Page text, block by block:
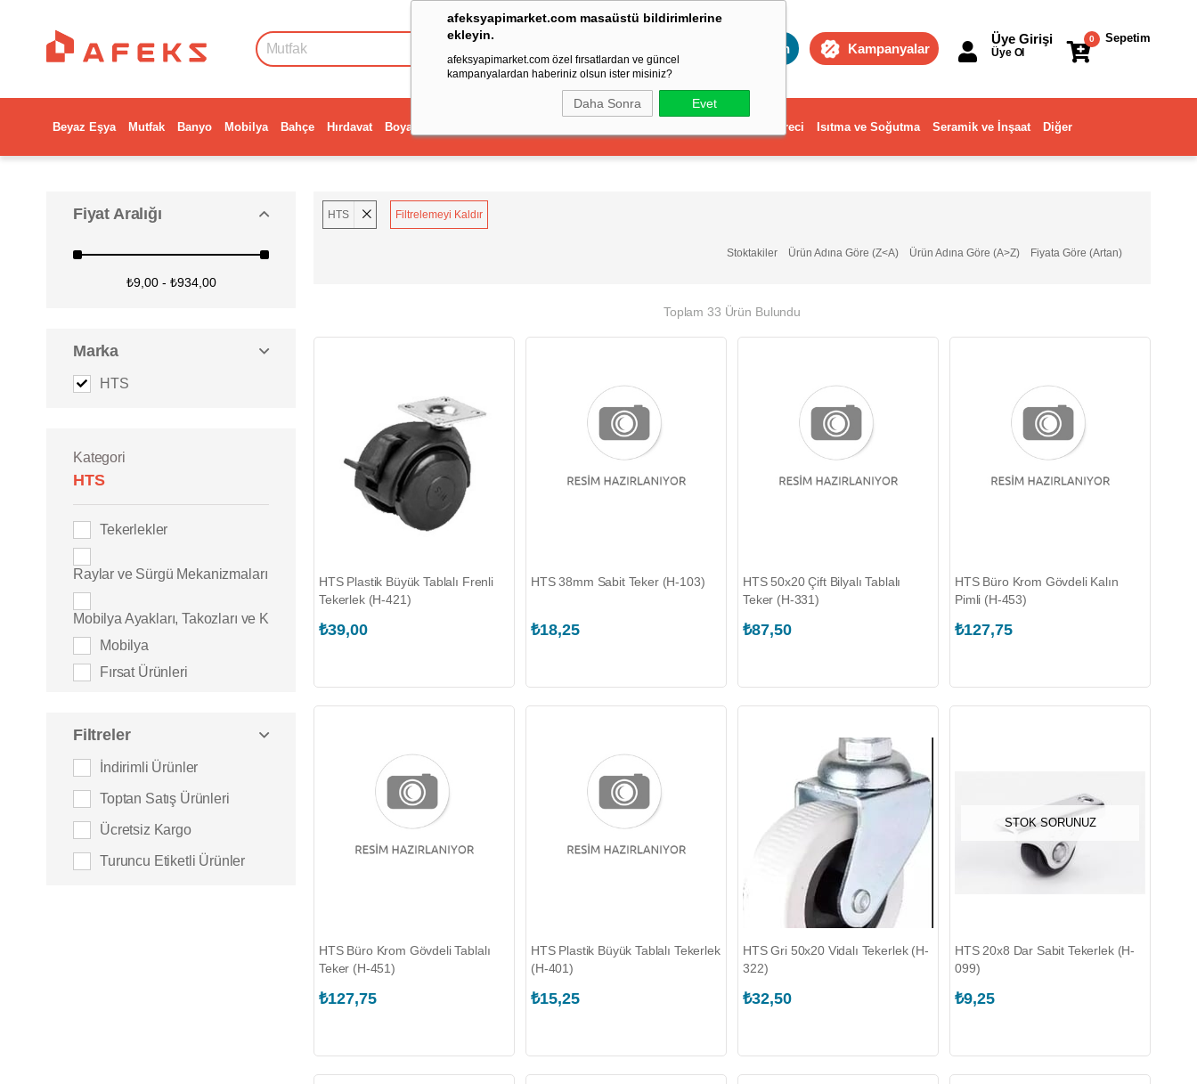
afeksyapimarket.com masaüstü bildirimlerine
ekleyin.
afeksyapimarket.com özel fırsatlardan ve güncel
kampanyalardan haberiniz olsun ister misiniz?
Daha Sonra Evet
Toptan Kampanyalar
Sepetim
0
Üye Girişi
Üye Ol
Beyaz Eşya Mutfak Banyo Mobilya Bahçe Hırdavat Boya Dekorasyon ve Ev Gereci Isıtma ve Soğutma Seramik ve İnşaat Diğer
Fiyat Aralığı
₺9,00 - ₺934,00
Marka
HTS
Kategori
HTS
Tekerlekler
Raylar ve Sürgü Mekanizmaları
Mobilya Ayakları, Takozları ve Keçeler
Mobilya
Fırsat Ürünleri
Filtreler
İndirimli Ürünler
Toptan Satış Ürünleri
Ücretsiz Kargo
Turuncu Etiketli Ürünler
HTS Filtrelemeyi Kaldır
Fiyata Göre (Artan)
Ürün Adına Göre (A>Z)
Ürün Adına Göre (Z<A)
Stoktakiler
Toplam 33 Ürün Bulundu
HTS Plastik Büyük Tablalı Frenli
Tekerlek (H-421)
₺39,00
HTS 38mm Sabit Teker (H-103)
₺18,25
HTS 50x20 Çift Bilyalı Tablalı
Teker (H-331)
₺87,50
HTS Büro Krom Gövdeli Kalın
Pimli (H-453)
₺127,75
HTS Büro Krom Gövdeli Tablalı
Teker (H-451)
₺127,75
HTS Plastik Büyük Tablalı Tekerlek
(H-401)
₺15,25
HTS Gri 50x20 Vidalı Tekerlek (H-
322)
₺32,50
STOK SORUNUZ
HTS 20x8 Dar Sabit Tekerlek (H-
099)
₺9,25